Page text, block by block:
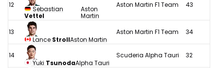
12
Sebastian
Vettel
Aston
Martin
Aston Martin F1 Team 43
13
Lance StrollAston Martin
Aston Martin F1 Team 34
14
Yuki TsunodaAlpha Tauri
Scuderia Alpha Tauri 32